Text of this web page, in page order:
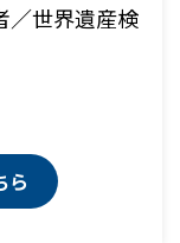
／世界遺産検
ら